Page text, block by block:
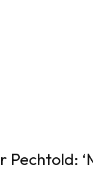
Pechtold: